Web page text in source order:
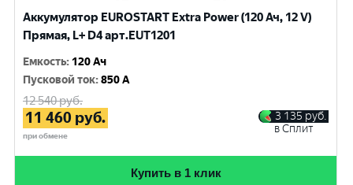
Аккумулятор EUROSTART Extra Power (120 Ач, 12 V)
Прямая, L+ D4 арт.EUT1201
Емкость: 120 Ач
Пусковой ток:850 A
12 540руб.
11 460 руб.
при обмене
3 135 руб.
в Сплит
Купить в 1 клик